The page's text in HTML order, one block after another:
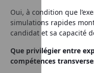
Oui, à condition que
simulations rapides
candidat et sa capacité
Que privilégier entre
compétences